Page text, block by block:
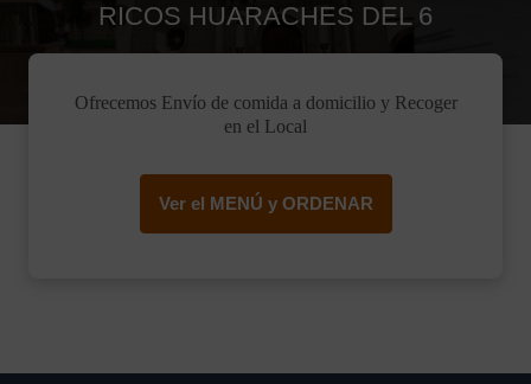
RICOS HUARACHES DEL 6
Ofrecemos Envío de comida a domicilio y Recoger
en el Local
Ver el MENÚ y ORDENAR